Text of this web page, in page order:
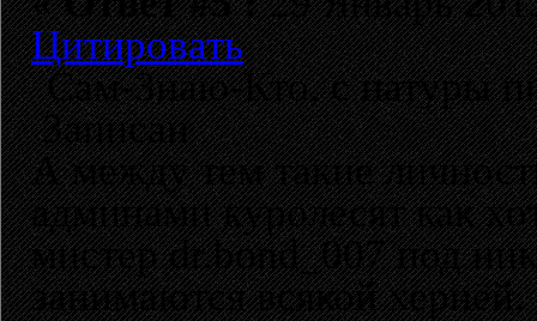
Цитировать
Сам-Знаю-Кто, с натуры
Записан
А между тем такие
админами куролесят как
мистер dr.bond_007 под
занимаются всякой